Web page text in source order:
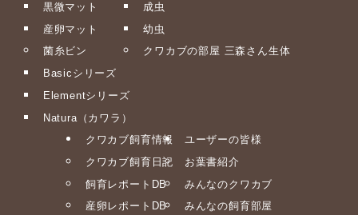
黒微マット
産卵マット
菌糸ビン
Basicシリーズ
Elementシリーズ
Natura（カワラ）
成虫
幼虫
クワカブの部屋 三森さん生体
クワカブ飼育情報
クワカブ飼育日記
飼育レポートDB
産卵レポートDB
ユーザーの皆様
お葉書紹介
みんなのクワカブ
みんなの飼育部屋